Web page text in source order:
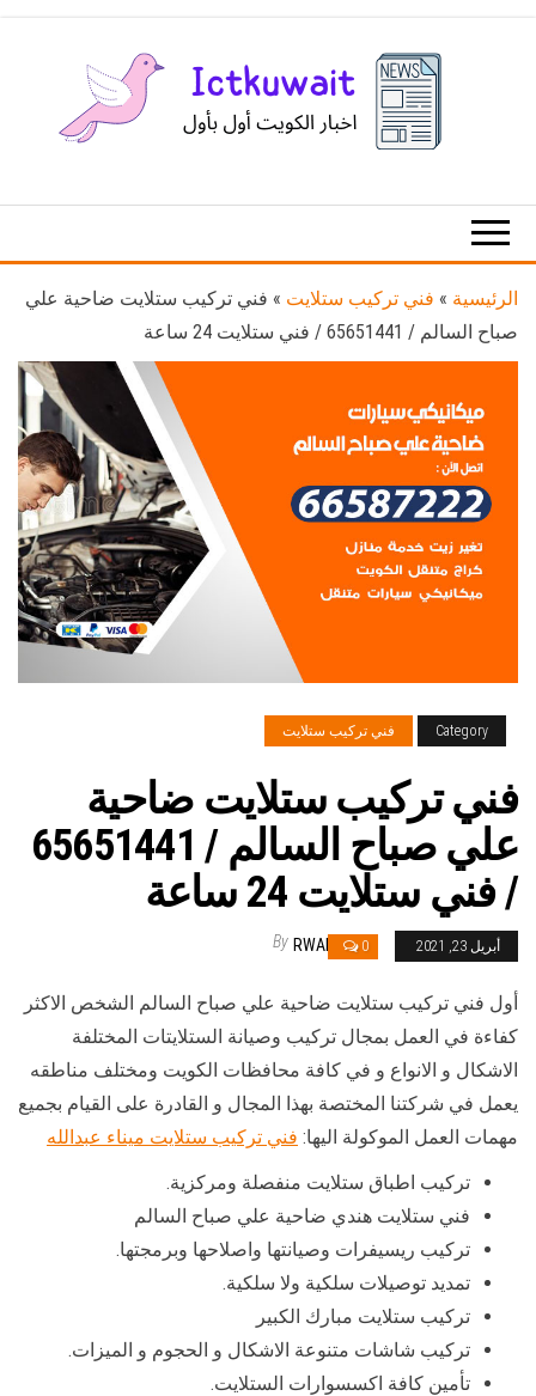
الكويت
الرئيسية » فني تركيب ستلايت » فني تركيب ستلايت ضاحية علي
صباح السالم / 65651441 / فني ستلايت 24 ساعة
Category فني تركيب ستلايت
فني تركيب ستلايت ضاحية
علي صباح السالم / 65651441
/ فني ستلايت 24 ساعة
أبريل 23, 2021 0
By RWAN
أول فني تركيب ستلايت ضاحية علي صباح السالم الشخص الاكثر
كفاءة في العمل بمجال تركيب وصيانة الستلايتات المختلفة
الاشكال و الانواع و في كافة محافظات الكويت ومختلف مناطقه
يعمل في شركتنا المختصة بهذا المجال و القادرة على القيام بجميع
مهمات العمل الموكولة اليها: فني تركيب ستلايت ميناء عبدالله
تركيب اطباق ستلايت منفصلة ومركزية.
فني ستلايت هندي ضاحية علي صباح السالم
تركيب ريسيفرات وصيانتها واصلاحها وبرمجتها.
تمديد توصيلات سلكية ولا سلكية.
تركيب ستلايت مبارك الكبير
تركيب شاشات متنوعة الاشكال و الحجوم و الميزات.
تأمين كافة اكسسوارات الستلايت.